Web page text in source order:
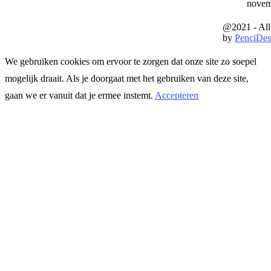
@2021 -
by
We gebruiken cookies om ervoor te zorgen dat onze site zo soepel
mogelijk draait. Als je doorgaat met het gebruiken van deze site,
gaan we er vanuit dat je ermee instemt. Accepteren